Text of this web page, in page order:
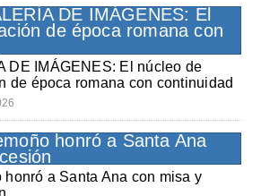
DE IMÁGENES: El núcleo de
de época romana con continuidad
honró a Santa Ana con misa y